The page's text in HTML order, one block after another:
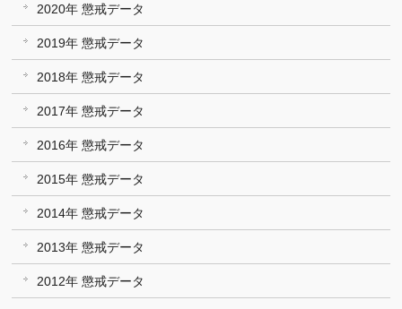
2020年 懲戒データ
2019年 懲戒データ
2018年 懲戒データ
2017年 懲戒データ
2016年 懲戒データ
2015年 懲戒データ
2014年 懲戒データ
2013年 懲戒データ
2012年 懲戒データ